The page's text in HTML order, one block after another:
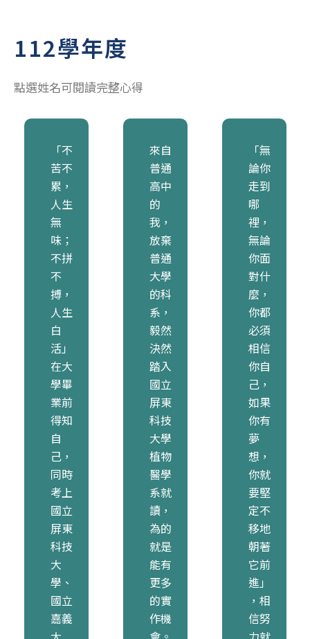
112學年度
點選姓名可閱讀完整心得
「不
苦不
累，
人生
無
味；
不拼
不
搏，
人生
白
活」
在大
學畢
業前
得知
自
己，
同時
考上
國立
屏東
科技
大
學、
國立
嘉義
來自
普通
高中
的
我，
放棄
普通
大學
的科
系，
毅然
決然
踏入
國立
屏東
科技
大學
植物
醫學
系就
讀，
為的
就是
能有
更多
的實
作機
「無
論你
走到
哪
裡，
無論
你面
對什
麼，
你都
必須
相信
你自
己，
如果
你有
夢
想，
你就
要堅
定不
移地
朝著
它前
進」
，相
信努